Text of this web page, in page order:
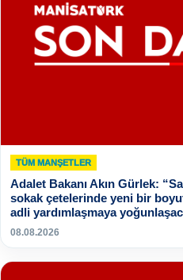
TÜM MANŞETLER
Adalet Bakanı Akın Gürlek:
sokak çetelerinde yeni bir
adli yardımlaşmaya
08.08.2026